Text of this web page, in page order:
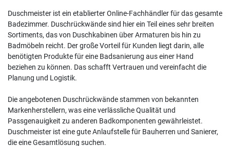
Duschmeister ist ein etablierter Online-Fachhändler für das gesamte
Badezimmer. Duschrückwände sind hier ein Teil eines sehr breiten
Sortiments, das von Duschkabinen über Armaturen bis hin zu
Badmöbeln reicht. Der große Vorteil für Kunden liegt darin, alle
benötigten Produkte für eine Badsanierung aus einer Hand
beziehen zu können. Das schafft Vertrauen und vereinfacht die
Planung und Logistik.
Die angebotenen Duschrückwände stammen von bekannten
Markenherstellern, was eine verlässliche Qualität und
Passgenauigkeit zu anderen Badkomponenten gewährleistet.
Duschmeister ist eine gute Anlaufstelle für Bauherren und Sanierer,
die eine Gesamtlösung suchen.